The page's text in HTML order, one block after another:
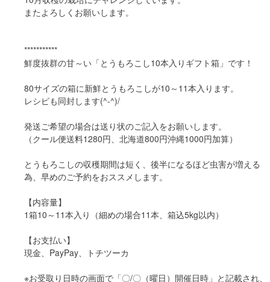
またよろしくお願いします。
***********
鮮度抜群の甘～い「とうもろこし10本入りギフト箱」です！
80サイズの箱に新鮮とうもろこしが10～11本入ります。
レシピも同封します(^-^)/
発送ご希望の場合は送り状のご記入をお願いします。
（クール便送料1280円、北海道800円沖縄1000円加算）
とうもろこしの収穫期間は短く、後半になるほど虫害が増える
為、早めのご予約をおススメします。
【内容量】
1箱10～11本入り（細めの場合11本、箱込5kg以内）
【お支払い】
現金、PayPay、トチツーカ
※お受取り日時の画面で「〇/〇（曜日）開催日時」と記載され、